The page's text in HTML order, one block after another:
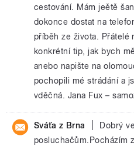
cestování. Mám jeětě
dokonce dostat na
příběh ze života. Přátelé
konkrétní tip, jak bych
anebo napište na
pochopili mé strádání a
vděčná. Jana Fux –
Sváťa z Brna
Dobrý
posluchačům.Pocházím